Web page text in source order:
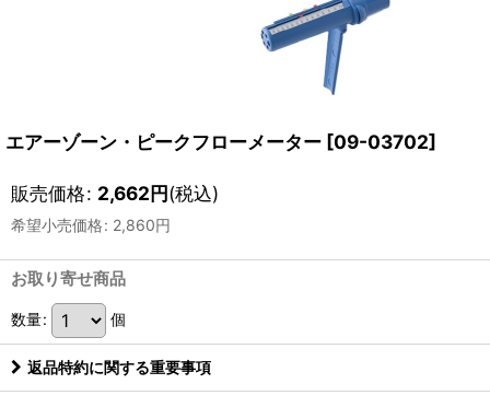
エアーゾーン・ピークフローメーター [09-03702]
販売価格: 2,662円(税込)
希望小売価格: 2,860円
お取り寄せ商品
数量: 個
返品特約に関する重要事項